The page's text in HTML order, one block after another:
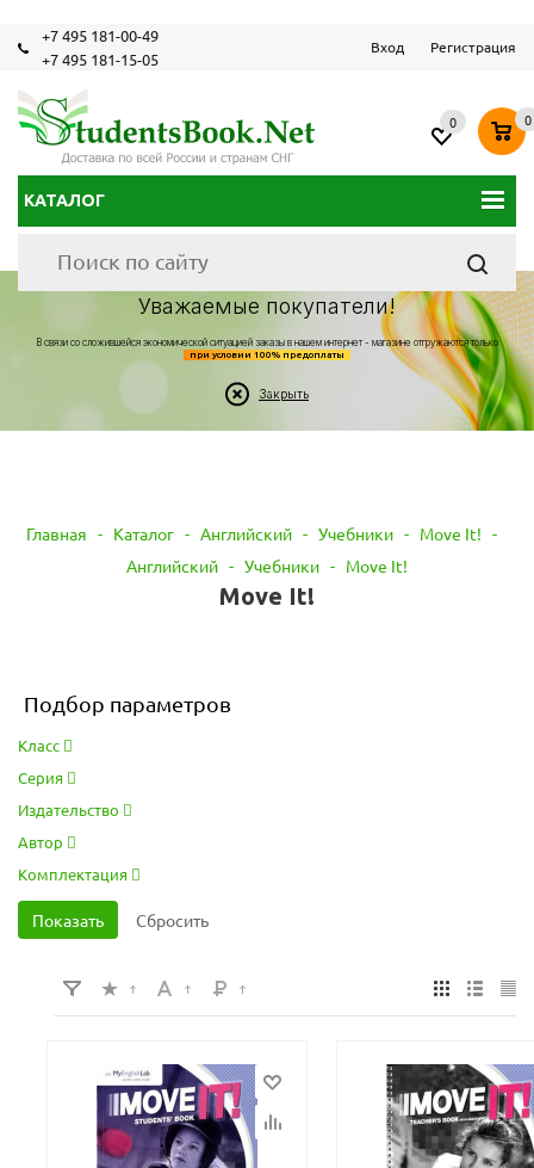
+7 495 181-00-49
+7 495 181-15-05
Вход Регистрация
КАТАЛОГ
0 0
Уважаемые покупатели!
В связи со сложившейся экономической ситуацией заказы в нашем интернет - магазине отгружаются только
при условии 100% предоплаты
Закрыть
Главная - Каталог - Английский - Учебники - Move It! -
Английский - Учебники - Move It!
Move It!
Подбор параметров
Класс
Серия
Издательство
Автор
Комплектация